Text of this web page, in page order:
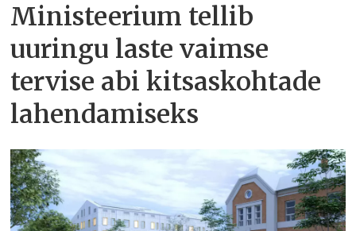
Ministeerium tellib
uuringu laste vaimse
tervise abi kitsaskohtade
lahendamiseks